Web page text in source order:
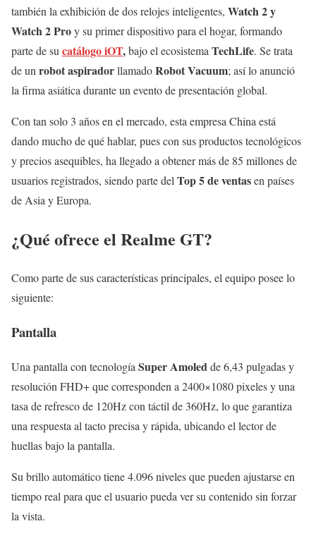
también la exhibición de dos relojes inteligentes, Watch 2 y
Watch 2 Proy su primer dispositivo para el hogar, formando
parte de sucatálogo iOT,bajo el ecosistemaTechLife. Se trata
de unrobot aspiradorllamadoRobot Vacuum; así lo anunció
la firma asiática durante un evento de presentación global.
Con tan solo 3 años en el mercado, esta empresa China está
dando mucho de qué hablar, pues con sus productos tecnológicos
y precios asequibles, ha llegado a obtener más de 85 millones de
usuarios registrados, siendo parte delTop 5 de ventasen países
de Asia y Europa.
¿Qué ofrece el Realme GT?
Como parte de sus características principales, el equipo posee lo
siguiente:
Pantalla
Una pantalla con tecnología Super Amoledde 6,43 pulgadas y
resolución FHD+ que corresponden a 2400×1080 pixeles y una
tasa de refresco de 120Hz con táctil de 360Hz, lo que garantiza
una respuesta al tacto precisa y rápida, ubicando el lector de
huellas bajo la pantalla.
Su brillo automático tiene 4.096 niveles que pueden ajustarse en
tiempo real para que el usuario pueda ver su contenido sin forzar
la vista.